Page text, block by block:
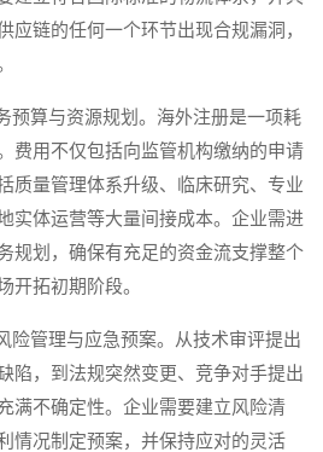
应链的任何一个环节出现合规漏洞，
算与资源规划。海外注册是一项耗
费用不仅包括向监管机构缴纳的申请
质量管理体系升级、临床研究、专业
实体运营等大量间接成本。企业需进
规划，确保有充足的资金流支撑整个
开拓初期阶段。
管理与应急预案。从技术审评提出
陷，到法规突然变更、竞争对手提出
满不确定性。企业需要建立风险清
情况制定预案，并保持应对的灵活